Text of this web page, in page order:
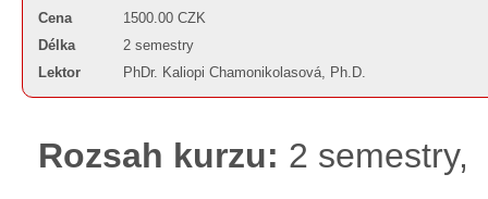
Cena
1500.00 CZK
Délka
2 semestry
Lektor
PhDr. Kaliopi Chamonikolasová, Ph.D.
Rozsah kurzu: 2 semestry,